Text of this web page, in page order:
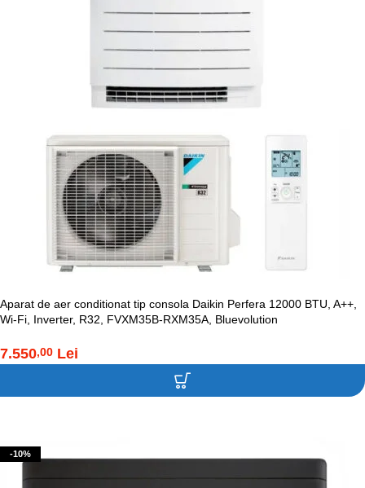
Aparat de aer conditionat tip consola Daikin Perfera 12000 BTU, A++,
Wi-Fi, Inverter, R32, FVXM35B-RXM35A, Bluevolution
7.550,00 Lei
-10%